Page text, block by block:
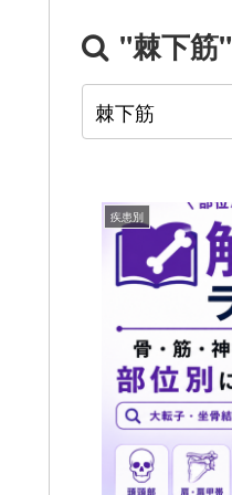
"棘下筋"
疾患別